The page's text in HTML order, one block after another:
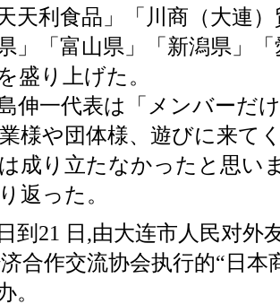
天利食品」「川商（大連
」「富山県」「新潟県」
盛り上げた。
伸一代表は「メンバーだ
様や団体様、遊びに来て
成り立たなかったと思い
返った。
21 日,由大连市人民对外
合作交流协会执行的“日本
。